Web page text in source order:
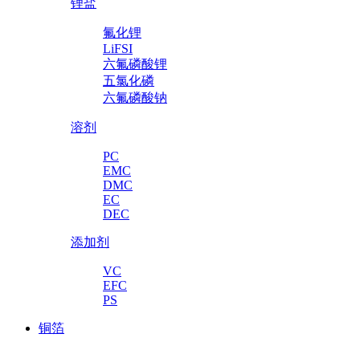
锂盐
氟化锂
LiFSI
六氟磷酸锂
五氯化磷
六氟磷酸钠
溶剂
PC
EMC
DMC
EC
DEC
添加剂
VC
EFC
PS
铜箔